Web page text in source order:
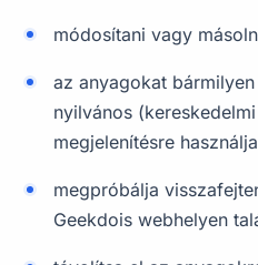
módosítani vagy
az anyagokat
nyilvános
megjelenítésre
megpróbálja
Geekdois webhelyen